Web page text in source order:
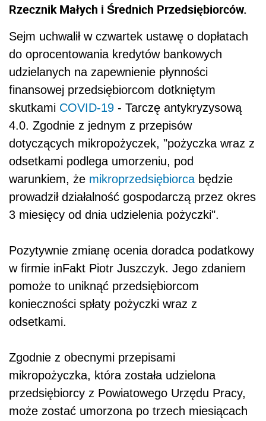
Rzecznik Małych i Średnich Przedsiębiorców.
Sejm uchwalił w czwartek ustawę o dopłatach
do oprocentowania kredytów bankowych
udzielanych na zapewnienie płynności
finansowej przedsiębiorcom dotkniętym
skutkami COVID-19 - Tarczę antykryzysową
4.0. Zgodnie z jednym z przepisów
dotyczących mikropożyczek, "pożyczka wraz z
odsetkami podlega umorzeniu, pod
warunkiem, że mikroprzedsiębiorca będzie
prowadził działalność gospodarczą przez okres
3 miesięcy od dnia udzielenia pożyczki".
Pozytywnie zmianę ocenia doradca podatkowy
w firmie inFakt Piotr Juszczyk. Jego zdaniem
pomoże to uniknąć przedsiębiorcom
konieczności spłaty pożyczki wraz z
odsetkami.
Zgodnie z obecnymi przepisami
mikropożyczka, która została udzielona
przedsiębiorcy z Powiatowego Urzędu Pracy,
może zostać umorzona po trzech miesiącach